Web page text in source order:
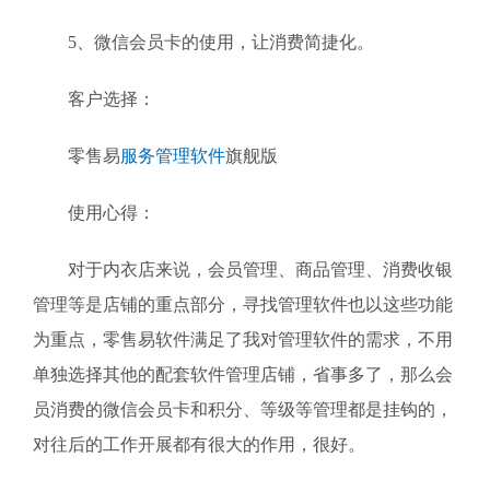
5、微信会员卡的使用，让消费简捷化。
客户选择：
零售易服务管理软件旗舰版
使用心得：
对于内衣店来说，会员管理、商品管理、消费收银
管理等是店铺的重点部分，寻找管理软件也以这些功能
为重点，零售易软件满足了我对管理软件的需求，不用
单独选择其他的配套软件管理店铺，省事多了，那么会
员消费的微信会员卡和积分、等级等管理都是挂钩的，
对往后的工作开展都有很大的作用，很好。